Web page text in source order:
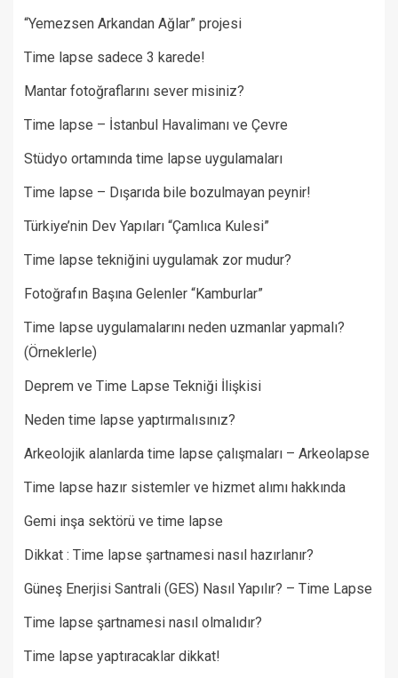
“Yemezsen Arkandan Ağlar” projesi
Time lapse sadece 3 karede!
Mantar fotoğraflarını sever misiniz?
Time lapse – İstanbul Havalimanı ve Çevre
Stüdyo ortamında time lapse uygulamaları
Time lapse – Dışarıda bile bozulmayan peynir!
Türkiye’nin Dev Yapıları “Çamlıca Kulesi”
Time lapse tekniğini uygulamak zor mudur?
Fotoğrafın Başına Gelenler “Kamburlar”​
Time lapse uygulamalarını neden uzmanlar yapmalı?
(Örneklerle)
Deprem ve Time Lapse Tekniği İlişkisi
Neden time lapse yaptırmalısınız?
Arkeolojik alanlarda time lapse çalışmaları – Arkeolapse
Time lapse hazır sistemler ve hizmet alımı hakkında
Gemi inşa sektörü ve time lapse
Dikkat : Time lapse şartnamesi nasıl hazırlanır?
Güneş Enerjisi Santrali (GES) Nasıl Yapılır? – Time Lapse
Time lapse şartnamesi nasıl olmalıdır?
Time lapse yaptıracaklar dikkat!